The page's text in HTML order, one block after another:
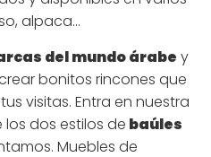
alpaca...
del mundo árabe y
bonitos rincones que
visitas. Entra en nuestra
dos estilos de baúles
Muebles de